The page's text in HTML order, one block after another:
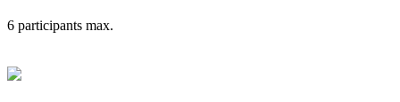
6 participants max.